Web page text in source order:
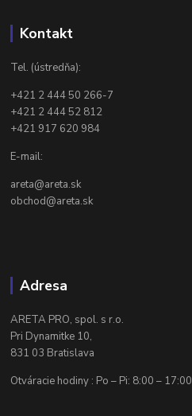
Kontakt
Tel. (ústredňa):
+421 2 444 50 266-7
+421 2 444 52 812
+421 917 620 984
E-mail:
areta@areta.sk
obchod@areta.sk
Adresa
ARETA PRO, spol. s r.o.
Pri Dynamitke 10,
831 03 Bratislava
Otváracie hodiny : Po – Pi: 8:00 – 17:00